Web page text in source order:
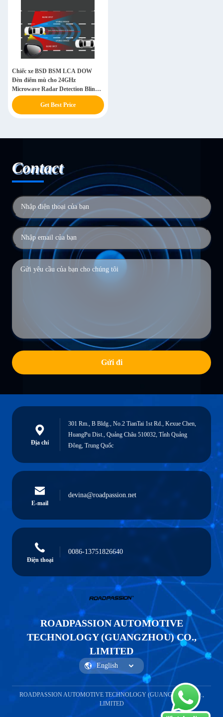
Chiếc xe BSD BSM LCA DOW
Đèn điểm mù cho 24GHz
Microwave Radar Detection Blind
Spot Assist Driver System
Get Best Price
Contact
Gửi đi
Địa chỉ
301 Rm., B Bldg., No.2 TianTai 1st Rd., Kexue Chen,
HuangPu Dist., Quảng Châu 510032, Tỉnh Quảng
Đông, Trung Quốc
E-mail
devina@roadpassion.net
Điện thoại
0086-13751826640
ROADPASSION AUTOMOTIVE
TECHNOLOGY (GUANGZHOU) CO.,
LIMITED
ROADPASSION AUTOMOTIVE TECHNOLOGY (GUANGZHOU) CO.,
LIMITED